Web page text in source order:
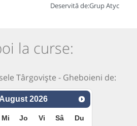
Deservită de:Grup Atyc
la curse:
Târgoviște - Gheboieni de:
August 2026
Mi Jo Vi Sâ Du